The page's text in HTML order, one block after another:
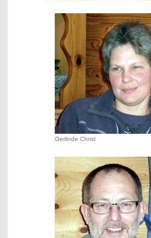
Gerlinde Christ